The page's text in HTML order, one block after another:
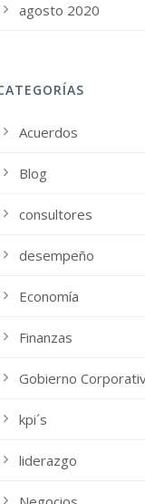
agosto 2020
Acuerdos
Blog
consultores
desempeño
Economía
Finanzas
Gobierno
kpi´s
liderazgo